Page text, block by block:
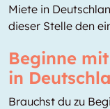
Miete in
dieser Stelle den
Beginne
in
Brauchst du zu